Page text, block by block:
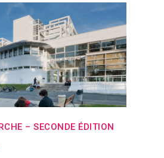
– SECONDE ÉDITION